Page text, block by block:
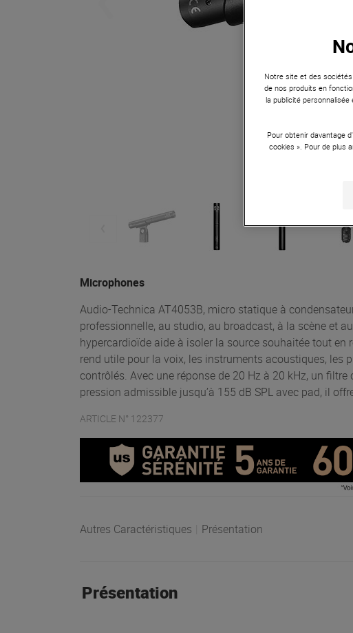
Microphones
Audio-Technica AT4053B, micro statique à
professionnelle, au studio, au broadcast, à la scène et
hypercardioïde aide à isoler la source souhaitée tout en
rend utile pour la voix, les instruments acoustiques, les
contrôlés. Avec une réponse de 20 Hz à 20 kHz, un
pression admissible jusqu’à 155 dB SPL avec pad, il
ARTICLE N° 122377
Autres Caractéristiques Présentation
Présentation
Notre site et des
de nos produits en
la publicité
Pour obtenir davantage
cookies ». Pour de plus